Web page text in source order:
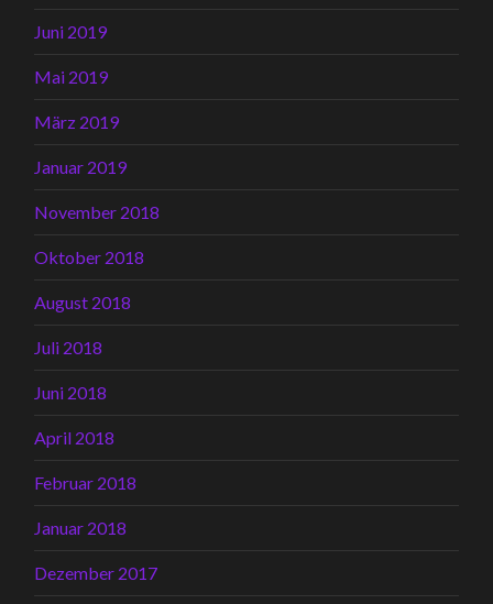
Juni 2019
Mai 2019
März 2019
Januar 2019
November 2018
Oktober 2018
August 2018
Juli 2018
Juni 2018
April 2018
Februar 2018
Januar 2018
Dezember 2017